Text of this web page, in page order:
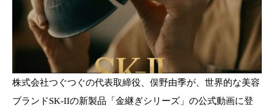
株式会社つぐつぐの代表取締役、俣野由季が、世界的な美容
ブランドSK-IIの新製品「金継ぎシリーズ」の公式動画に登